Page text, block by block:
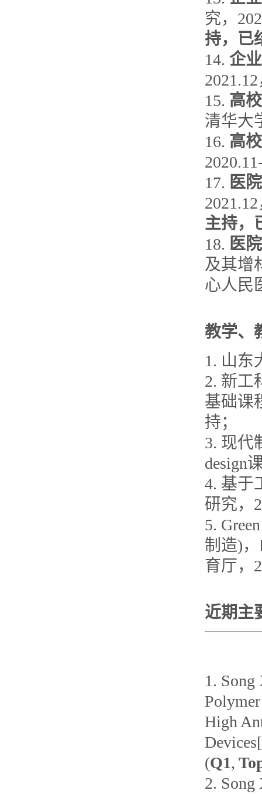
究，
持，已
14. 企
15. 高
清华大
16. 高
17. 医
主持，
18. 医
及其增
心人民
教学、
1. 山东
2. 新工
基础课
持；
3. 现代
design
4. 基于
研究，
5.
制造)
育厅，
近期主
1.
High
(Q1,
2.